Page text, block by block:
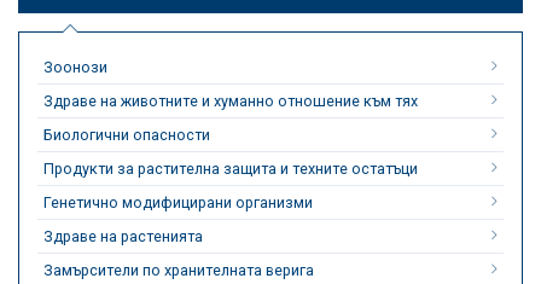
Зоонози
Здраве на животните и хуманно отношение към тях
Биологични опасности
Продукти за растителна защита и техните остатъци
Генетично модифицирани организми
Здраве на растенията
Замърсители по хранителната верига